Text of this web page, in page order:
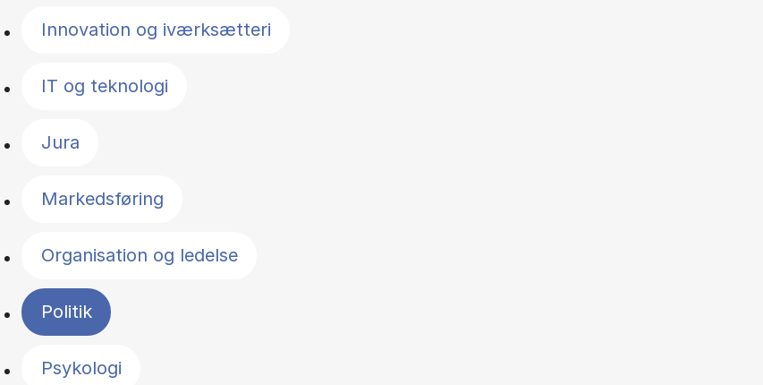
Innovation og iværksætteri
IT og teknologi
Jura
Markedsføring
Organisation og ledelse
Politik
Psykologi